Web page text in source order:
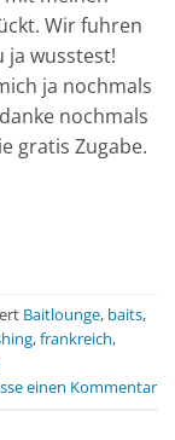
Wir fuhren
ja wusstest!
ja nochmals
nochmals
gratis Zugabe.
Baitlounge, baits,
,frankreich,
einen Kommentar